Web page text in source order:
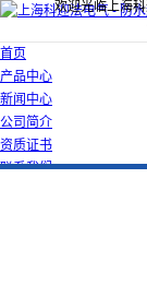
欢迎光临上海
首页
产品中心
新闻中心
公司简介
资质证书
联系我们